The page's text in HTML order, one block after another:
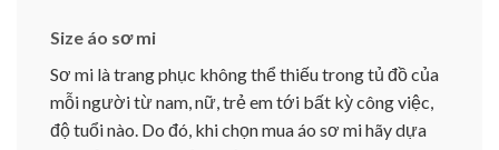
Size áo sơ mi
Sơ mi là trang phục không thể thiếu trong tủ đồ của
mỗi người từ nam, nữ, trẻ em tới bất kỳ công việc,
độ tuổi nào. Do đó, khi chọn mua áo sơ mi hãy dựa